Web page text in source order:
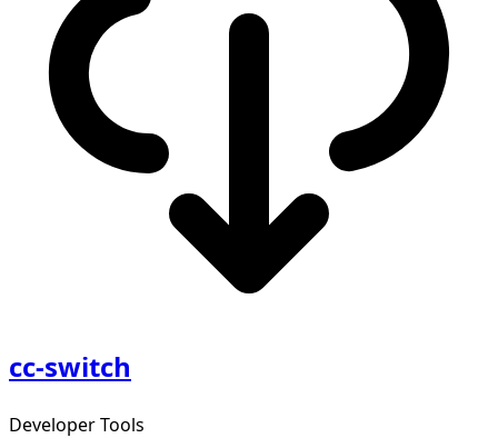
cc-switch
Developer Tools